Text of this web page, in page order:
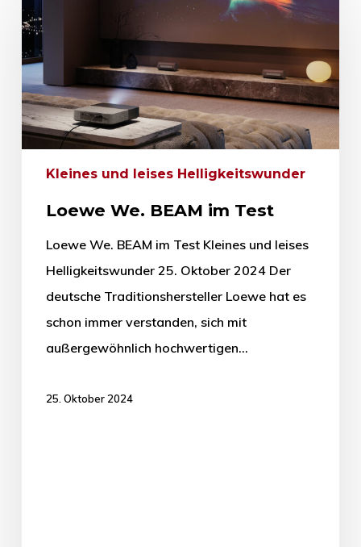
Kleines und leises Helligkeitswunder
Loewe We. BEAM im Test
Loewe We. BEAM im Test Kleines und leises
Helligkeitswunder 25. Oktober 2024 Der
deutsche Traditionshersteller Loewe hat es
schon immer verstanden, sich mit
außergewöhnlich hochwertigen…
25. Oktober 2024